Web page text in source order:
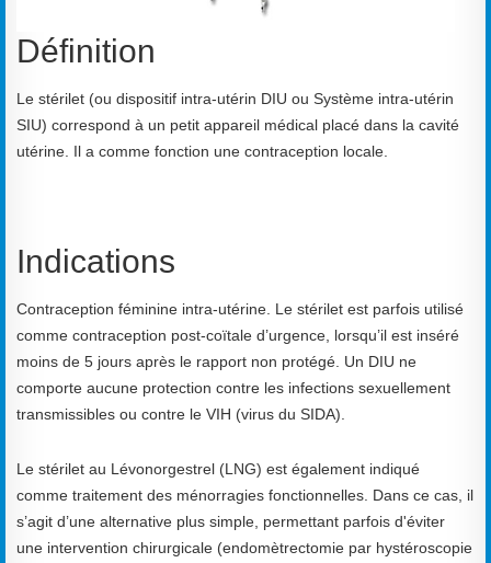
Définition
Le stérilet (ou dispositif intra-utérin DIU ou Système intra-utérin
SIU) correspond à un petit appareil médical placé dans la cavité
utérine. Il a comme fonction une contraception locale.
Indications
Contraception féminine intra-utérine. Le stérilet est parfois utilisé
comme contraception post-coïtale d’urgence, lorsqu’il est inséré
moins de 5 jours après le rapport non protégé. Un DIU ne
comporte aucune protection contre les infections sexuellement
transmissibles ou contre le VIH (virus du SIDA).
Le stérilet au Lévonorgestrel (LNG) est également indiqué
comme traitement des ménorragies fonctionnelles. Dans ce cas, il
s’agit d’une alternative plus simple, permettant parfois d'éviter
une intervention chirurgicale (endomètrectomie par hystéroscopie